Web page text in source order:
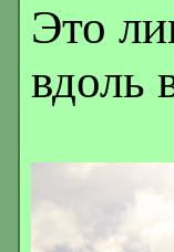
Это
вдоль